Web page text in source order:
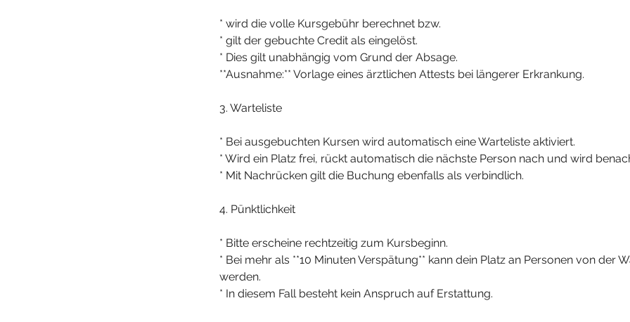
* wird die volle Kursgebühr berechnet bzw.
* gilt der gebuchte Credit als eingelöst.
* Dies gilt unabhängig vom Grund der Absage.
**Ausnahme:** Vorlage eines ärztlichen Attests bei längerer Erkrankung.
3. Warteliste
* Bei ausgebuchten Kursen wird automatisch eine Warteliste aktiviert.
* Wird ein Platz frei, rückt automatisch die nächste Person nach und wird
* Mit Nachrücken gilt die Buchung ebenfalls als verbindlich.
4. Pünktlichkeit
* Bitte erscheine rechtzeitig zum Kursbeginn.
* Bei mehr als **10 Minuten Verspätung** kann dein Platz an Personen von der
werden.
* In diesem Fall besteht kein Anspruch auf Erstattung.